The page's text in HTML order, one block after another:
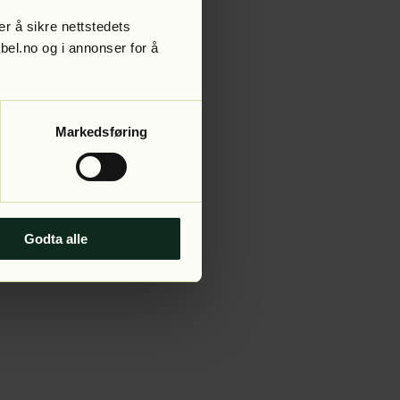
å sikre nettstedets
og i annonser for å
Markedsføring
Godta alle